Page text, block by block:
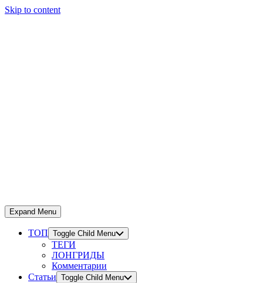
Skip to content
Expand Menu
ТОП Toggle Child Menu
ТЕГИ
ЛОНГРИДЫ
Комментарии
Статьи Toggle Child Menu